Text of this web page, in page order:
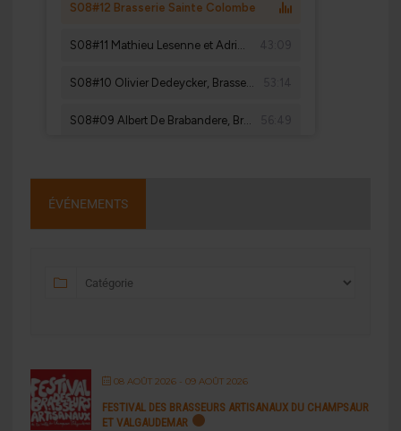
ÉVÉNEMENTS
08 AOÛT 2026- 09 AOÛT 2026
FESTIVAL DES BRASSEURS ARTISANAUX DU CHAMPSAUR
ET VALGAUDEMAR